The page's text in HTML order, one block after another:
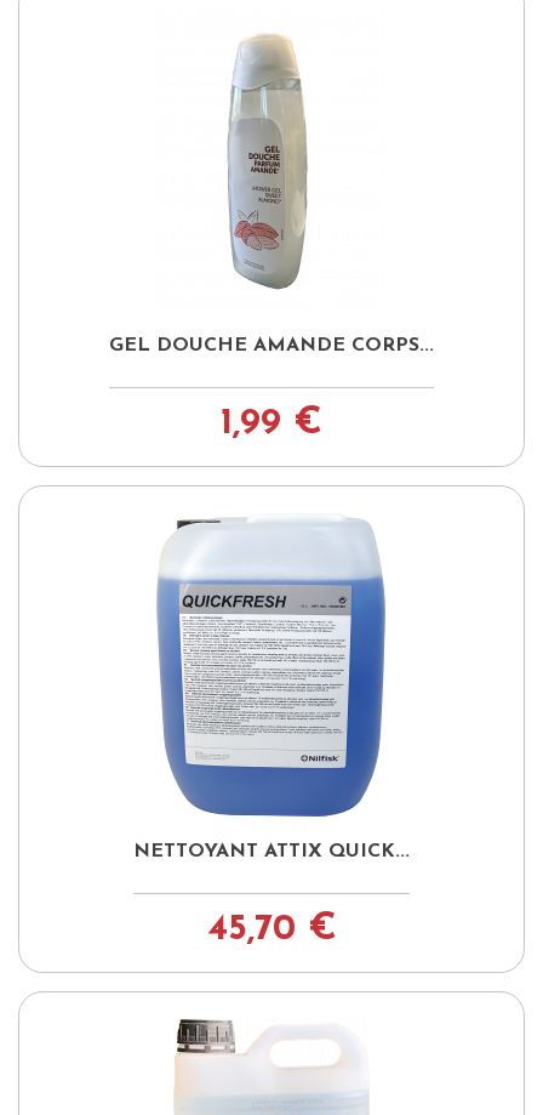
GEL DOUCHE AMANDE CORPS...
1,99 €
NETTOYANT ATTIX QUICK...
45,70 €